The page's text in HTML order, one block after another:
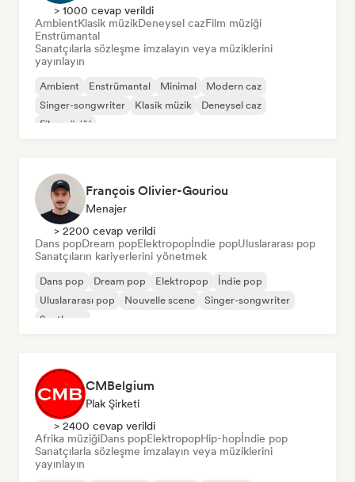
> 1000 cevap verildi
AmbientKlasik müzikDeneysel cazFilm müziği
Enstrümantal
Sanatçılarla sözleşme imzalayın veya müziklerini
yayınlayın
Ambient Enstrümantal Minimal
Modern caz
Singer-songwriter
Klasik müzik
Deneysel caz
Film müziği
François Olivier-Gouriou
Menajer
> 2200 cevap verildi
Dans popDream popElektropopİndie popUluslararası pop
Sanatçıların kariyerlerini yönetmek
Dans pop Dream pop Elektropop
İndie pop
Uluslararası pop
Nouvelle scene
Singer-songwriter
Synthpop
CMBelgium
Plak Şirketi
> 2400 cevap verildi
Afrika müziğiDans popElektropopHip-hopİndie pop
Sanatçılarla sözleşme imzalayın veya müziklerini
yayınlayın